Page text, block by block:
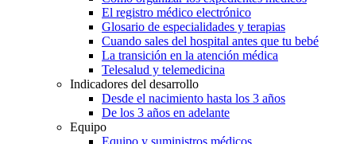
El registro médico electrónico
Glosario de especialidades y terapias
Cuando sales del hospital antes que tu bebé
La transición en la atención médica
Telesalud y telemedicina
Indicadores del desarrollo
Desde el nacimiento hasta los 3 años
De los 3 años en adelante
Equipo
Equipo y suministros médicos